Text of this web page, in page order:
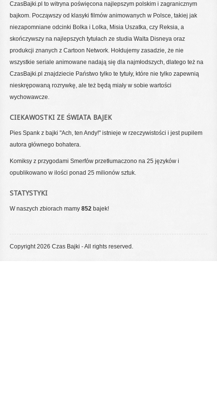
CzasBajki.pl to witryna poświęcona najlepszym polskim i zagranicznym
bajkom. Począwszy od klasyki filmów animowanych w Polsce, takiej jak
niezapomniane odcinki Bolka i Lolka, Misia Uszatka, czy Reksia, a
skończywszy na najlepszych tytułach ze studia Walta Disneya oraz
produkcji znanych z Cartoon Network. Hołdujemy zasadzie, że nie
wszystkie seriale animowane nadają się dla najmłodszych, dlatego też na
CzasBajki.pl znajdziecie Państwo tylko te tytuły, które nie tylko zapewnią
nieskrępowaną rozrywkę, ale też będą miały w sobie wartości
wychowawcze.
CIEKAWOSTKI ZE ŚWIATA BAJEK
Pies Spank z bajki "Ach, ten Andy!" istnieje w rzeczywistości i jest pupilem
autora głównego bohatera.
Komiksy z przygodami Smerfów przetłumaczono na 25 języków i
opublikowano w ilości ponad 25 milionów sztuk.
STATYSTYKI
W naszych zbiorach mamy 852 bajek!
Copyright 2026 Czas Bajki - All rights reserved.